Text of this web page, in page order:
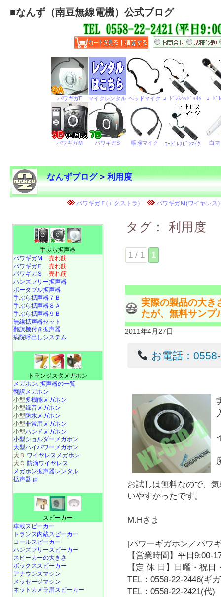
■なんず（南豆無線電機）公式ブログ
なんずブログ>利用度
タグ： 利用度
1 / 1 1
実際の製品の大き
たが、無料サンプ
2011年4月27日
お電話：
お試しは無料なので、
いやすかったです。
M.Hさま
[パワーギガホン／パワ
【営業時間】平日9:00-
【定 休 日】日曜・祝日
TEL：0558-22-2446(ギ
TEL：0558-22-2421(代)
手ぶら拡声器
パワギガＭ 売れ筋
パワギガＥ 売れ筋
パワギガＳ 売れ筋
ハンズフリー拡声器
ポータブル拡声器
手ぶら拡声器７Ｂ
手ぶら拡声器８Ａ
手ぶら拡声器９Ｂ
無線拡声器セット
翻訳機付き拡声器
病院呼出しシステム
トランジスタメガホン
メガホン､拡声器の一覧
翻訳メガホン
小型多機能メガホン
小型録音メガホン
小型防水メガホン
小型非常用メガホン
小型ハンドメガホン
小型ショルダーメガホン
大型ハイパワーメガホン
大Ｂ ワイヤレスメガホン
大Ｃ 防滴ワイヤレス
メガホン拡声器レンタル
拡声器.jp
スピーカー
車載スピーカー
トランス内蔵スピーカー
コールスピーカー
ハンズフリースピーカー
スピーカーの大きさ
ボックススピーカー
アナウンスマシン
メッセージマシン
ネットカメラ用スピーカー